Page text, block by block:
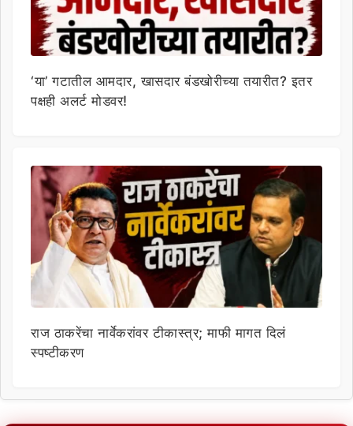
‘या’ गटातील आमदार, खासदार बंडखोरीच्या तयारीत? इतर
पक्षही अलर्ट मोडवर!
राज ठाकरेंचा नार्वेकरांवर टीकास्त्र; माफी मागत दिलं
स्पष्टीकरण